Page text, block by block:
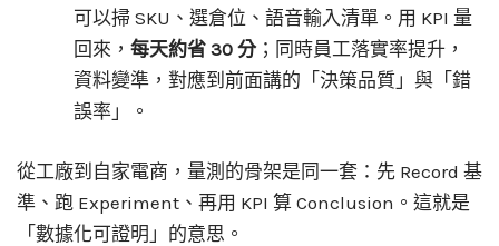
可以掃 SKU、選倉位、語音輸入清單。用 KPI 量
回來， 每天約省 30 分；同時員工落實率提升，
資料變準，對應到前面講的「決策品質」與「錯
誤率」。
從工廠到自家電商，量測的骨架是同一套：先 Record 基
準、跑 Experiment、再用 KPI 算 Conclusion。這就是
「數據化可證明」的意思。